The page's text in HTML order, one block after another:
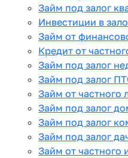
Займ под залог
Инвестиции в
Займ от
Кредит от
Займ под залог
Займ под залог
Займ от частного
Займ под залог
Займ под залог
Займ под залог
Займ от частного